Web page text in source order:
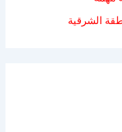
الشرقية